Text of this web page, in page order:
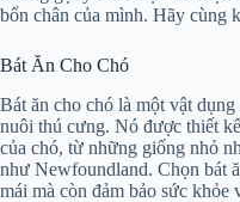
bốn chân của mình. Hãy cùng
Bát Ăn Cho Chó
Bát ăn cho chó là một vật
nuôi thú cưng. Nó được thiết
của chó, từ những giống nhỏ
như Newfoundland. Chọn bát
mái mà còn đảm bảo sức khỏe